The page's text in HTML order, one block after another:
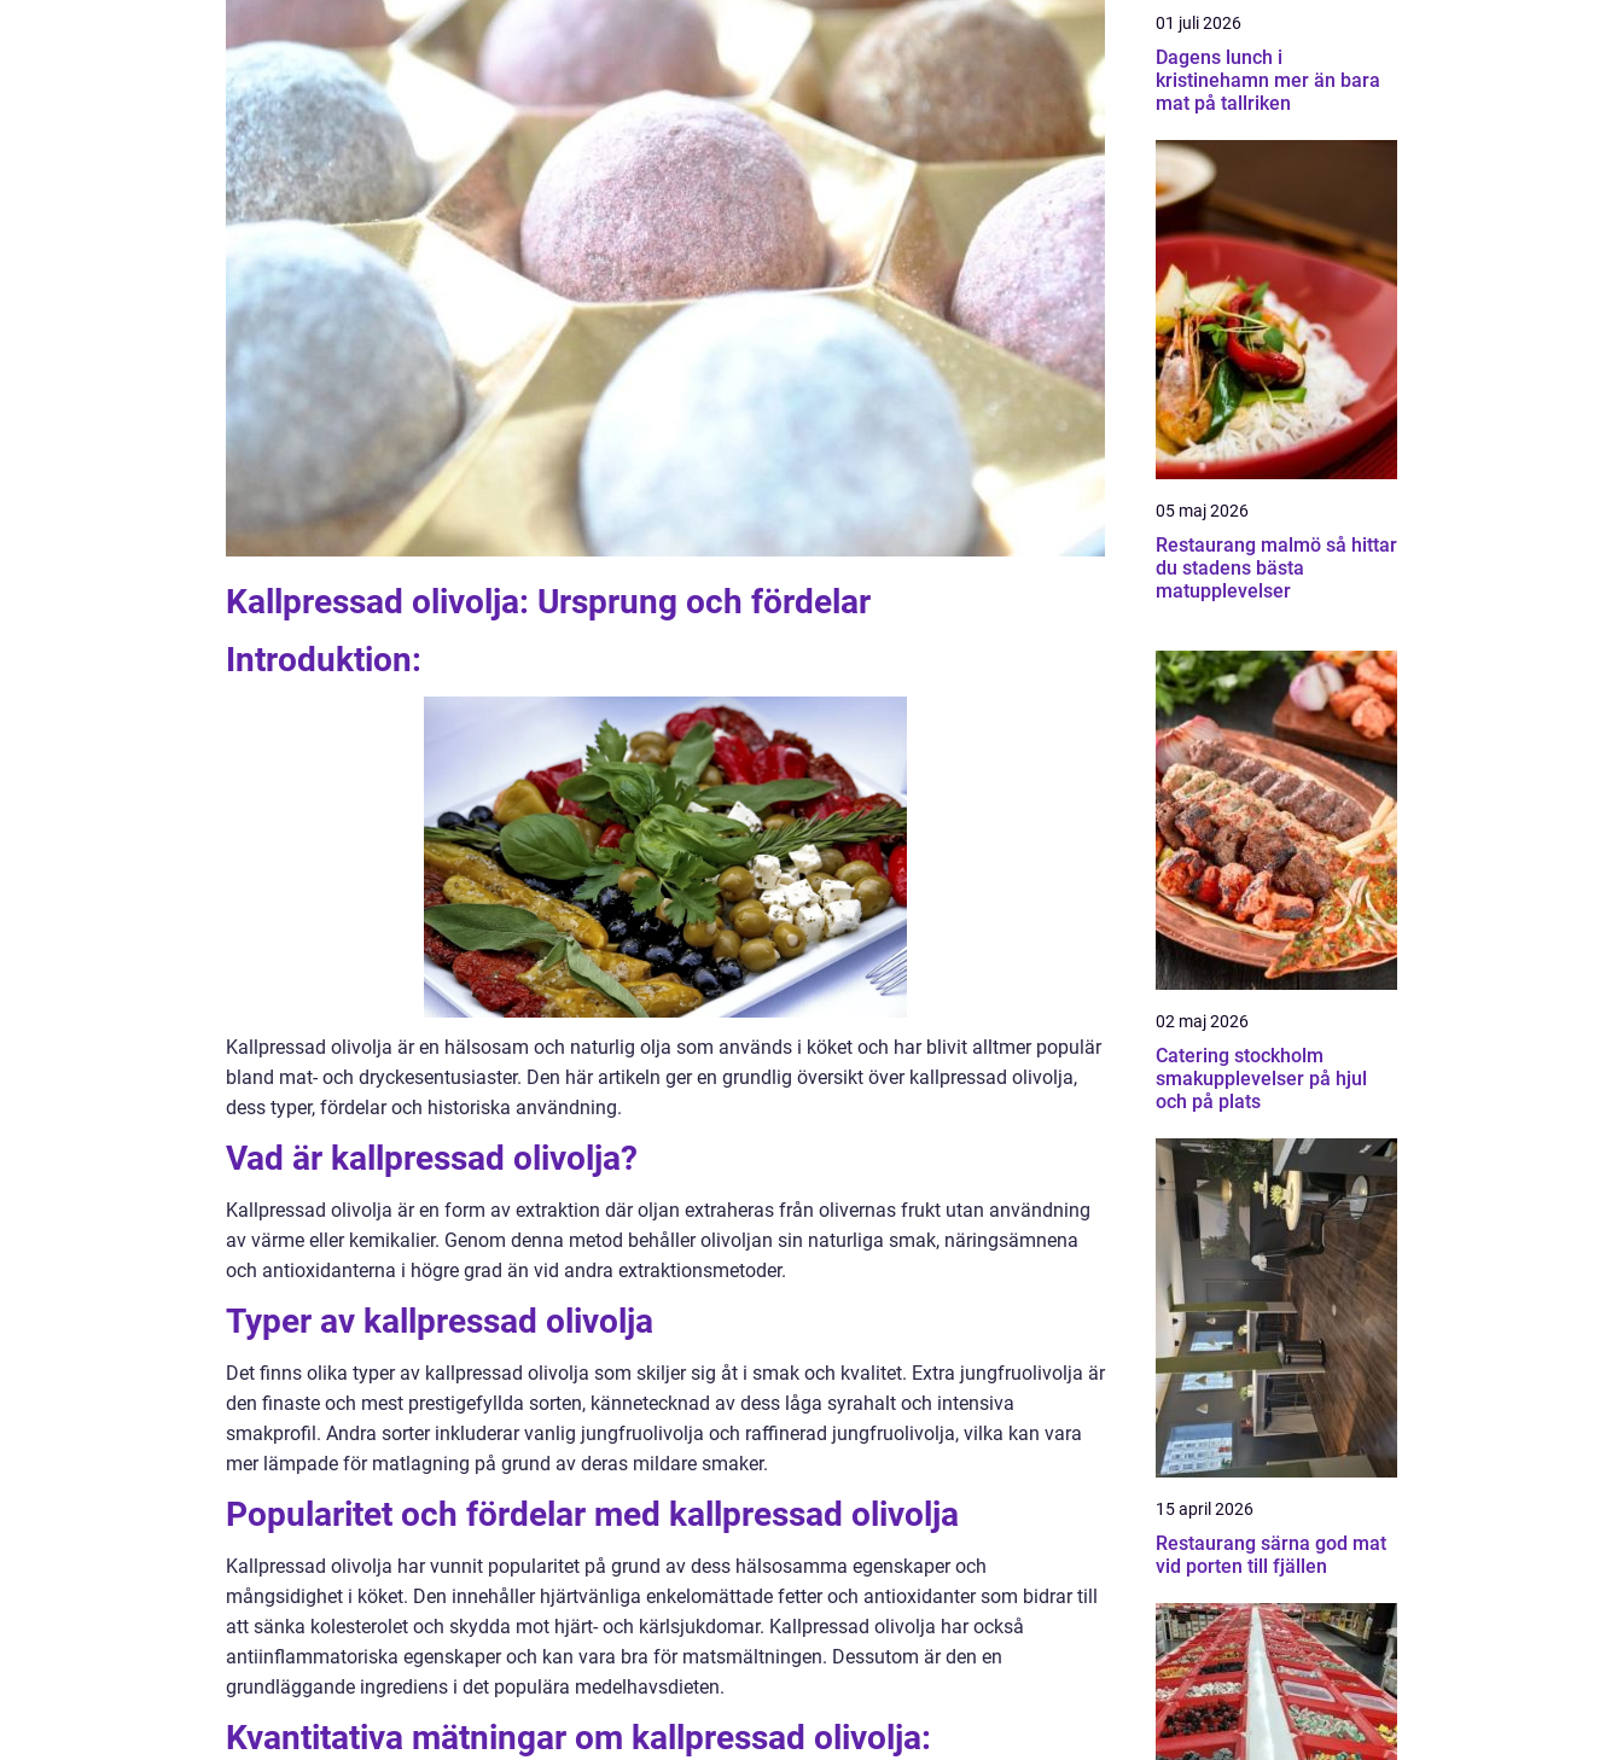
Kallpressad olivolja: Ursprung och fördelar
Introduktion:
Kallpressad olivolja är en hälsosam och naturlig olja som används i köket och har blivit alltmer populär
bland mat- och dryckesentusiaster. Den här artikeln ger en grundlig översikt över kallpressad olivolja,
dess typer, fördelar och historiska användning.
Vad är kallpressad olivolja?
Kallpressad olivolja är en form av extraktion där oljan extraheras från olivernas frukt utan användning
av värme eller kemikalier. Genom denna metod behåller olivoljan sin naturliga smak, näringsämnena
och antioxidanterna i högre grad än vid andra extraktionsmetoder.
Typer av kallpressad olivolja
Det finns olika typer av kallpressad olivolja som skiljer sig åt i smak och kvalitet. Extra jungfruolivolja är
den finaste och mest prestigefyllda sorten, kännetecknad av dess låga syrahalt och intensiva
smakprofil. Andra sorter inkluderar vanlig jungfruolivolja och raffinerad jungfruolivolja, vilka kan vara
mer lämpade för matlagning på grund av deras mildare smaker.
Popularitet och fördelar med kallpressad olivolja
Kallpressad olivolja har vunnit popularitet på grund av dess hälsosamma egenskaper och
mångsidighet i köket. Den innehåller hjärtvänliga enkelomättade fetter och antioxidanter som bidrar till
att sänka kolesterolet och skydda mot hjärt- och kärlsjukdomar. Kallpressad olivolja har också
antiinflammatoriska egenskaper och kan vara bra för matsmältningen. Dessutom är den en
grundläggande ingrediens i det populära medelhavsdieten.
Kvantitativa mätningar om kallpressad olivolja:
01 juli 2026
Dagens lunch i
kristinehamn mer än bara
mat på tallriken
05 maj 2026
Restaurang malmö så hittar
du stadens bästa
matupplevelser
02 maj 2026
Catering stockholm
smakupplevelser på hjul
och på plats
15 april 2026
Restaurang särna god mat
vid porten till fjällen